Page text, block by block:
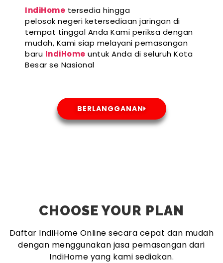
IndiHome tersedia hingga
pelosok negeri ketersediaan jaringan di
tempat tinggal Anda Kami periksa dengan
mudah, Kami siap melayani pemasangan
baru IndiHome untuk Anda di seluruh Kota
Besar se Nasional
BERLANGGANAN
CHOOSE YOUR PLAN
Daftar IndiHome Online secara cepat dan mudah
dengan menggunakan jasa pemasangan dari
IndiHome yang kami sediakan.